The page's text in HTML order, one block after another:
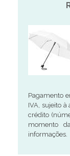
Pagamento
IVA, sujeito
crédito
momento
informações.